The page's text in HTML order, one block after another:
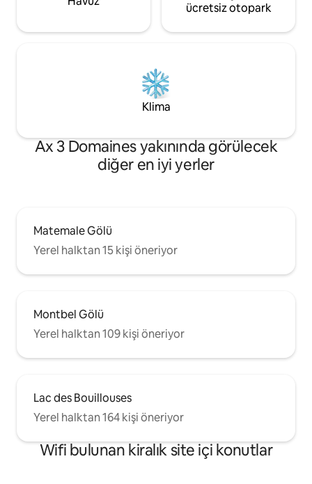
ücretsiz otopark
Klima
Ax 3 Domaines yakınında görülecek
diğer en iyi yerler
Matemale Gölü
Yerel halktan 15 kişi öneriyor
Montbel Gölü
Yerel halktan 109 kişi öneriyor
Lac des Bouillouses
Yerel halktan 164 kişi öneriyor
Wifi bulunan kiralık site içi konutlar